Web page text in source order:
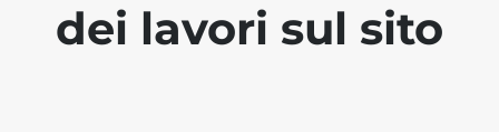
dei lavori sul sito